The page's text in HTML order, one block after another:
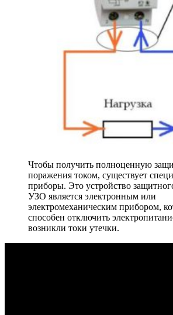
Чтобы получить полноценную
поражения током, существует
приборы. Это устройство
УЗО является электронным или
электромеханическим прибором,
способен отключить
возникли токи утечки.